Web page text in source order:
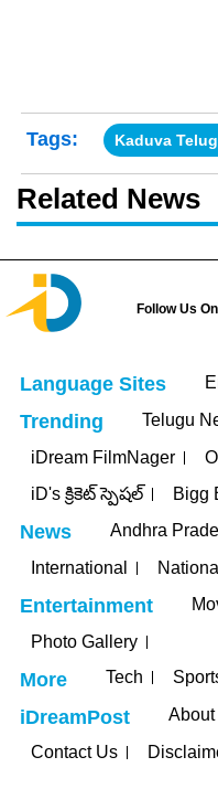
Tags: Kaduva
Related News
Follow Us
Language Sites
Trending Telugu
iDream FilmNager
iD's క్రికెట్ స్పెషల్
Bigg
News Andhra
International
National
Entertainment
Photo Gallery
More Tech
iDreamPost
Contact Us